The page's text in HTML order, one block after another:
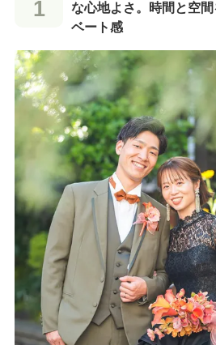
な心地よさ。時間と空
ベート感